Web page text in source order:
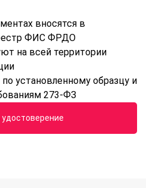
вносятся в
ФИС ФРДО
на всей территории
установленному образцу и
273-ФЗ
удостоверение